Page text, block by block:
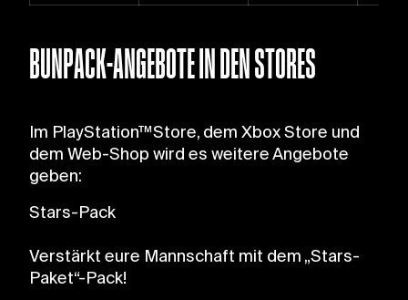
BUNPACK-ANGEBOTE IN DEN STORES
Im PlayStation™Store, dem Xbox Store und
dem Web-Shop wird es weitere Angebote
geben:
Stars-Pack
Verstärkt eure Mannschaft mit dem „Stars-
Paket“-Pack!